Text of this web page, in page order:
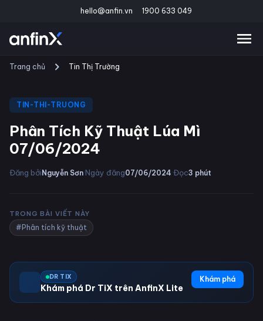
hello@anfin.vn 1900 633 049
Trang chủ Tin Thị Trường
TIN-THI-TRUONG
Phân Tích Kỹ Thuật Lúa Mì
07/06/2024
Đăng bởiNguyễn Sơn·Ngày đăng07/06/2024·Đọc3 phút
TRONG BÀI VIẾT NÀY
#Phân tích kỹ thuật
DR TIX
Khám phá Dr TiX trên AnfinX Lite
Khám phá